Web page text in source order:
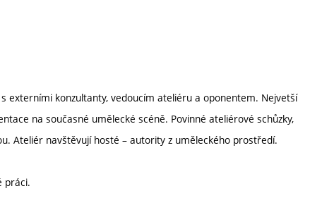
externími konzultanty, vedoucím ateliéru a oponentem. Nejvetší
na současné umělecké scéně. Povinné ateliérové schůzky,
Ateliér navštěvují hosté – autority z uměleckého prostředí.
práci.